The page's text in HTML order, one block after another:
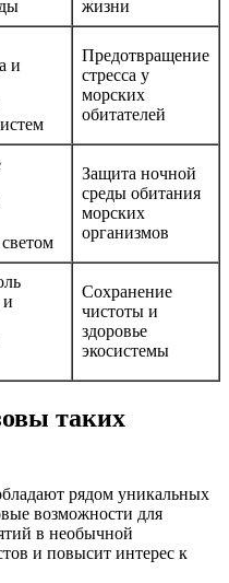
жизни
и
Предотвращение
стресса у
морских
обитателей
Защита ночной
среды обитания
морских
организмов
и
Сохранение
чистоты и
здоровье
экосистемы
таких
рядом уникальных
возможности для
в необычной
и повысит интерес к